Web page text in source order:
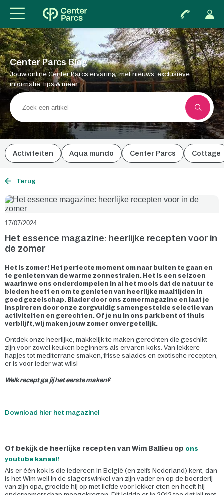
Center Parcs Blog
Jouw online Center Parcs ervaring: met nieuws, exclusieve
informatie, tips & meer.
Activiteiten Aqua mundo Center Parcs Cottage
Terug
17/07/2024
Het essence magazine: heerlijke recepten voor in
de zomer
Het is zomer! Het perfecte moment om naar buiten te gaan en
te genieten van de warme zonnestralen. Het is een seizoen
waarin we ons onderdompelen in al het moois dat de natuur te
bieden heeft en om te genieten van heerlijke maaltijden in
goed gezelschap. Blader door ons zomermagazine en laat je
inspireren door onze zorgvuldig samengestelde selectie van
activiteiten en gerechten. Of je nu in ons park bent of thuis
verblijft, wij maken jouw zomer onvergetelijk.
Ontdek onze heerlijke, makkelijk te maken gerechten die geschikt
zijn voor zowel keuken beginners als ervaren koks. Van lekkere
hapjes tot mediterrane smaken, frisse salades en exotische recepten,
er is voor ieder wat wils!
Welk recept ga jij het eerste maken?
Download hier het magazine!
Of bekijk de heerlijke recepten van Wim Ballieu op ons
youtube kanaal!
Als er één kok is die iedereen in België (en zelfs Nederland) kent, dan
is het Wim wel! In de slagerswinkel van zijn vader en op de boerderij
van zijn opa, groeide hij op met liefde voor lekker eten en heeft hij